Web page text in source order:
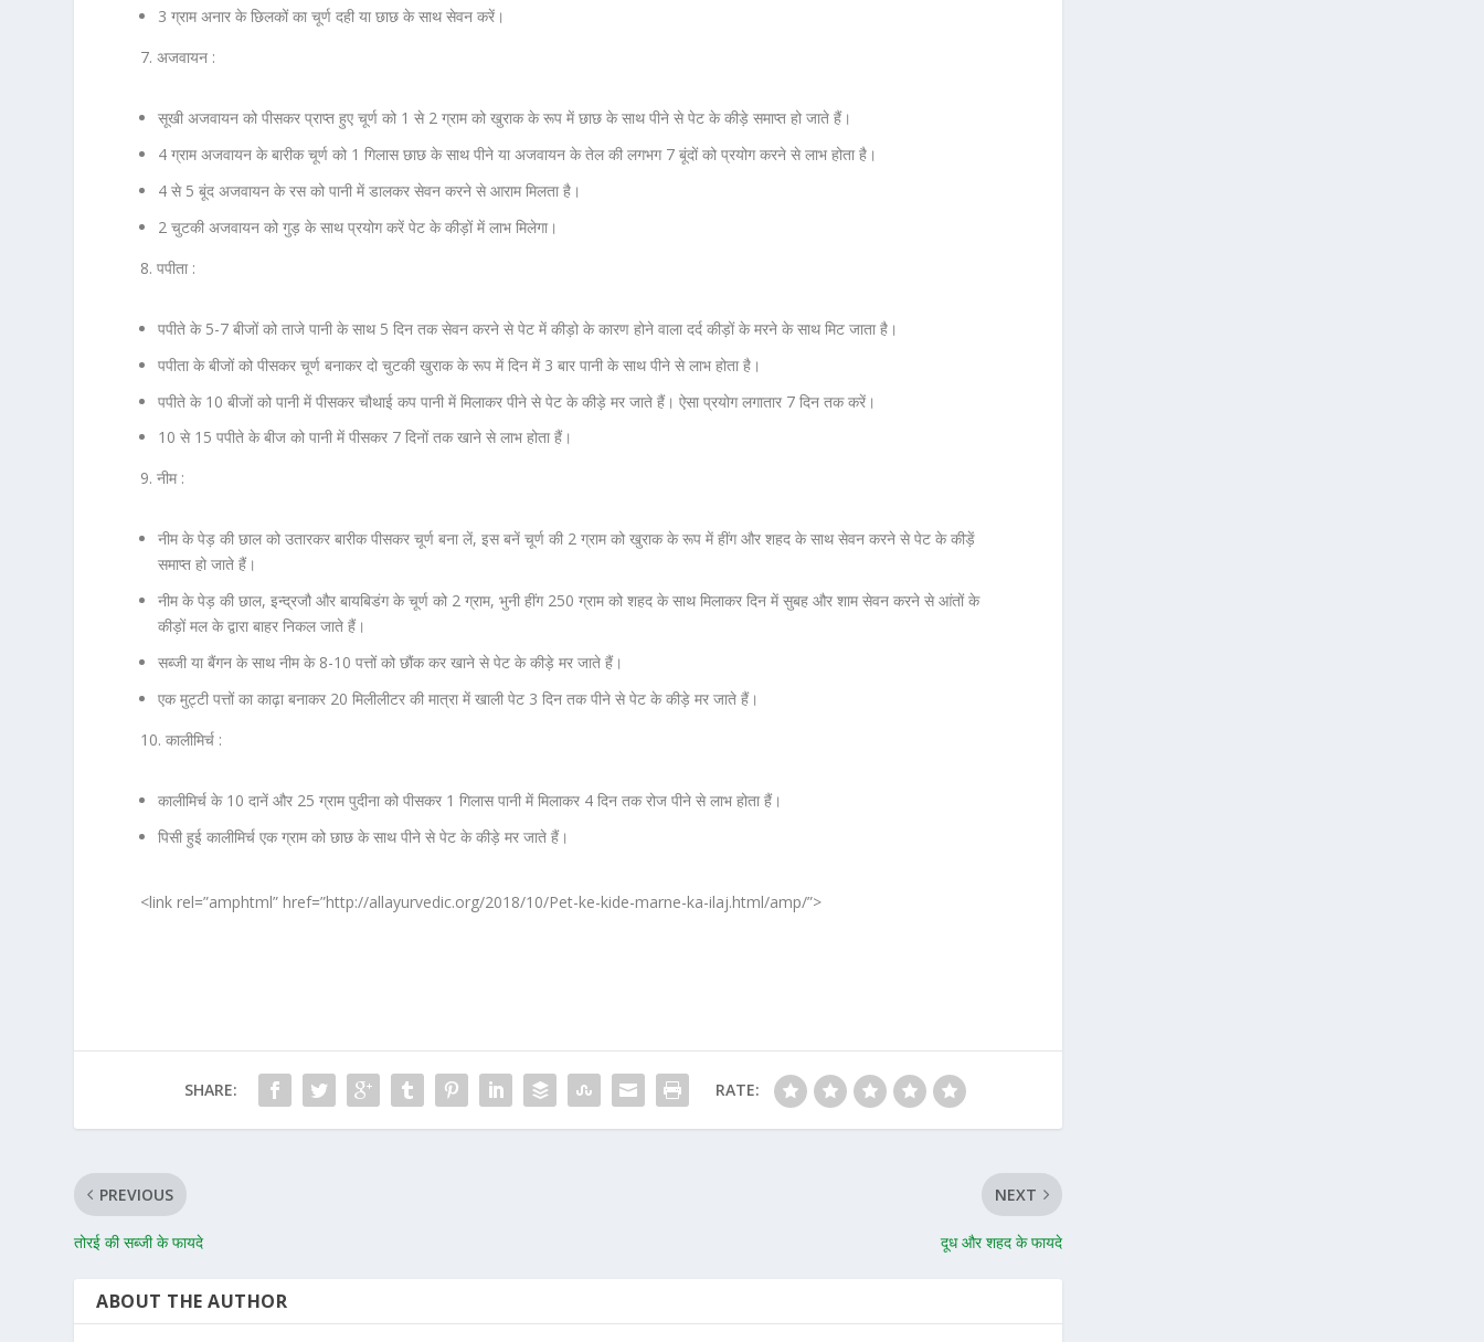
3 ग्राम अनार के छिलकों का चूर्ण दही या छाछ के साथ सेवन करें।
7. अजवायन :
सूखी अजवायन को पीसकर प्राप्त हुए चूर्ण को 1 से 2 ग्राम को खुराक के रूप में छाछ के साथ पीने से पेट के कीड़े समाप्त हो जाते हैं।
4 ग्राम अजवायन के बारीक चूर्ण को 1 गिलास छाछ के साथ पीने या अजवायन के तेल की लगभग 7 बूंदों को प्रयोग करने से लाभ होता है।
4 से 5 बूंद अजवायन के रस को पानी में डालकर सेवन करने से आराम मिलता है।
2 चुटकी अजवायन को गुड़ के साथ प्रयोग करें पेट के कीड़ों में लाभ मिलेगा।
8. पपीता :
पपीते के 5-7 बीजों को ताजे पानी के साथ 5 दिन तक सेवन करने से पेट में कीड़ो के कारण होने वाला दर्द कीड़ों के मरने के साथ मिट जाता है।
पपीता के बीजों को पीसकर चूर्ण बनाकर दो चुटकी खुराक के रूप में दिन में 3 बार पानी के साथ पीने से लाभ होता है।
पपीते के 10 बीजों को पानी में पीसकर चौथाई कप पानी में मिलाकर पीने से पेट के कीड़े मर जाते हैं। ऐसा प्रयोग लगातार 7 दिन तक करें।
10 से 15 पपीते के बीज को पानी में पीसकर 7 दिनों तक खाने से लाभ होता हैं।
9. नीम :
नीम के पेड़ की छाल को उतारकर बारीक पीसकर चूर्ण बना लें, इस बनें चूर्ण की 2 ग्राम को खुराक के रूप में हींग और शहद के साथ सेवन करने से पेट के कीड़ें
समाप्त हो जाते हैं।
नीम के पेड़ की छाल, इन्द्रजौ और बायबिडंग के चूर्ण को 2 ग्राम, भुनी हींग 250 ग्राम को शहद के साथ मिलाकर दिन में सुबह और शाम सेवन करने से आंतों के
कीड़ों मल के द्वारा बाहर निकल जाते हैं।
सब्जी या बैंगन के साथ नीम के 8-10 पत्तों को छौंक कर खाने से पेट के कीड़े मर जाते हैं।
एक मुट्टी पत्तों का काढ़ा बनाकर 20 मिलीलीटर की मात्रा में खाली पेट 3 दिन तक पीने से पेट के कीड़े मर जाते हैं।
10. कालीमिर्च :
कालीमिर्च के 10 दानें और 25 ग्राम पुदीना को पीसकर 1 गिलास पानी में मिलाकर 4 दिन तक रोज पीने से लाभ होता हैं।
पिसी हुई कालीमिर्च एक ग्राम को छाछ के साथ पीने से पेट के कीड़े मर जाते हैं।
<link rel=”amphtml” href=”http://allayurvedic.org/2018/10/Pet-ke-kide-marne-ka-ilaj.html/amp/”>
SHARE: RATE:
PREVIOUS
तोरई की सब्जी के फायदे
NEXT
दूध और शहद के फायदे
ABOUT THE AUTHOR